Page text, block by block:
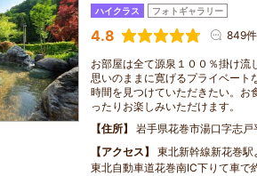
ハイクラス フォトギャラリー
4.8 849件
お部屋は全て源泉１００％掛け流
思いのままに寛げるプライベート
時間を見つけていただきたい。お
ったりお楽しみいただけます。
住所
岩手県花巻市湯口字志戸
アクセス
東北新幹線新花巻
東北自動車道花巻南IC下りて車で